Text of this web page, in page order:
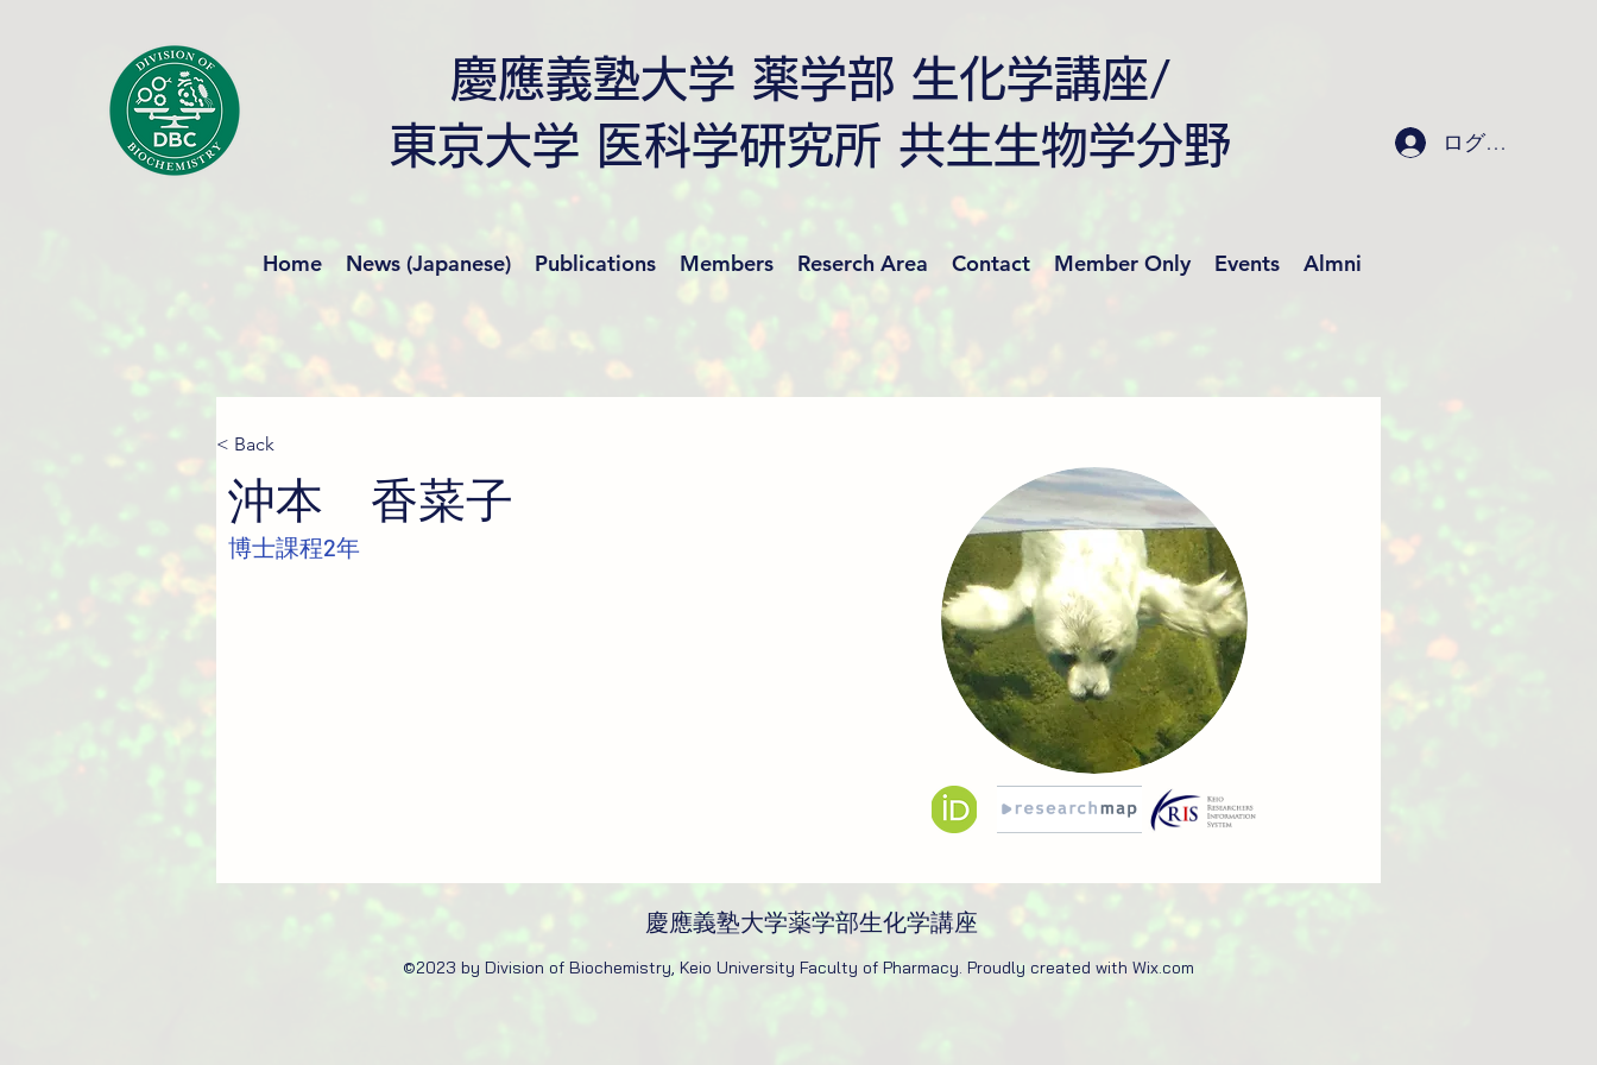
慶應義塾大学 薬学部 生化学講座/
東京大学 医科学研究所 共生生物学分野
ログイン
Home News (Japanese) Publications Members Reserch Area Contact Member Only Events Almni
< Back
沖本 香菜子
博士課程2年
慶應義塾大学薬学部生化学講座
©2023 by Division of Biochemistry, Keio University Faculty of Pharmacy. Proudly created with Wix.com